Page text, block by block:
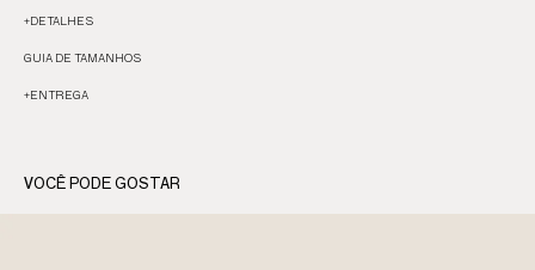
+DETALHES
GUIA DE TAMANHOS
+ENTREGA
VOCÊ PODE GOSTAR